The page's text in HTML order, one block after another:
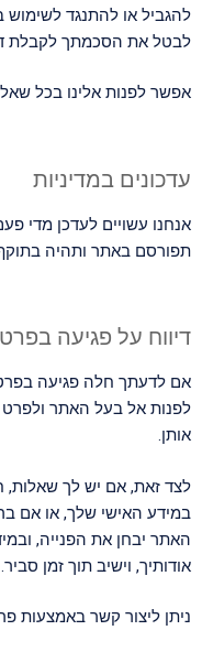
להגביל או להתנגד לשימוש
לבטל את הסכמתך לקבלת
אפשר לפנות אלינו בכל
עדכונים במדיניות
אנחנו עשויים לעדכן מדי
תפורסם באתר ותהיה
דיווח על פגיעה
אם לדעתך חלה פגיעה
לפנות אל בעל האתר
אותן.
לצד זאת, אם יש לך
במידע האישי שלך, או אם
האתר יבחן את הפנייה,
אודותיך, וישיב תוך זמן סביר.
ניתן ליצור קשר באמצעות